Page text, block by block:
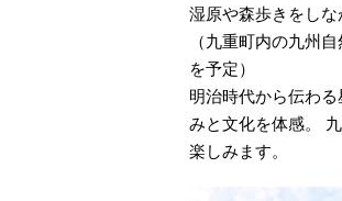
湿原や森歩きをしな
（九重町内の九州
を予定）
明治時代から伝わ
みと文化を体感。
楽しみます。